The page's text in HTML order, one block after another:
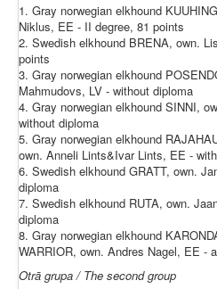
1. Gray norwegian elkhound
Niklus, EE - II degree, 81 points
2. Swedish elkhound BRENA, own.
points
3. Gray norwegian elkhound
Mahmudovs, LV - without diploma
4. Gray norwegian elkhound SINNI,
without diploma
5. Gray norwegian elkhound
own. Anneli Lints&Ivar Lints, EE -
6. Swedish elkhound GRATT, own.
diploma
7. Swedish elkhound RUTA, own.
diploma
8. Gray norwegian elkhound
WARRIOR, own. Andres Nagel, EE -
Otrā grupa / The second group